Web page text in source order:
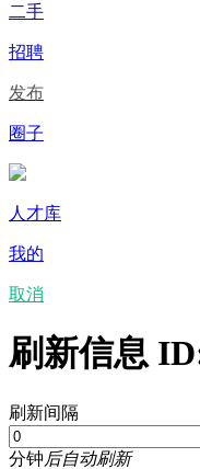
二手
招聘
发布
圈子
人才库
我的
取消
刷新信息
刷新间隔
分钟后自动刷新